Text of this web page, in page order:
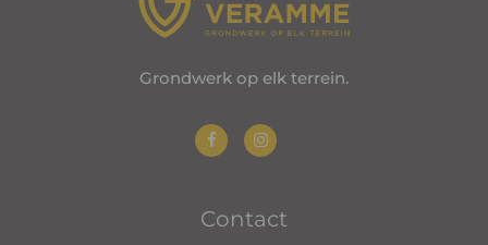
Grondwerk op elk terrein.
Contact